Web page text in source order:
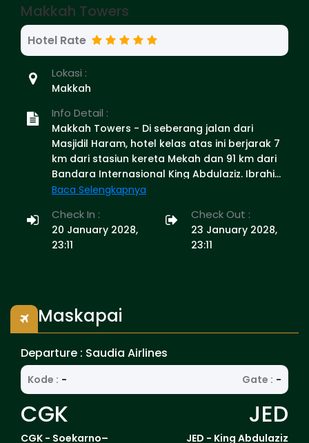
makan. Hotelnya cukup bersih dan nyaman.
Address: بضاعة، 42311, Saudi Arabia Phone: +966
14 844 0008
Makkah Towers
Hotel Rate
Lokasi :
Makkah
Info Detail :
Makkah Towers - Di seberang jalan dari
Masjidil Haram, hotel kelas atas ini berjarak 7
km dari stasiun kereta Mekah dan 91 km dari
Bandara Internasional King Abdulaziz. Ibrahim
Al Khalil, Al Hajlah, Mecca 24231, Arab Saudi
Baca Selengkapnya
Check In :
20 January 2028,
23:11
Check Out :
23 January 2028,
23:11
Maskapai
Departure : Saudia Airlines
Kode : - Gate : -
CGK
CGK - Soekarno–
JED
JED - King Abdulaziz